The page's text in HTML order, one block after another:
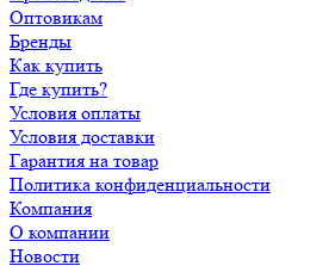
Оптовикам
Бренды
Как купить
Где купить?
Условия оплаты
Условия доставки
Гарантия на товар
Политика конфиденциальности
Компания
О компании
Новости